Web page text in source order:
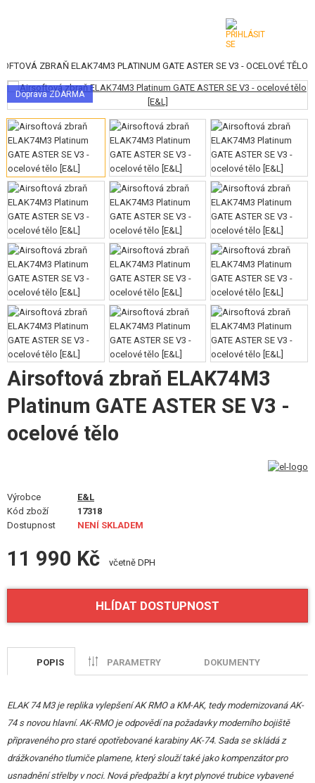
KATEGORIE
AIRSOFTOVÉ ZBRANĚ
VZDUCHOVÉ ZBRANĚ, PRAKY
GRANÁTOMETY, GRANÁTY
KULIČKY, PLYN
AKUMULÁTORY, NABÍJEČKY
ZÁSOBNÍKY, PLNIČKY
BRÝLE, MASKY
VÝSTROJ, UNIFORMY, POUZDRA
MASKOVÁNÍ, BARVY, PÁSKY
VYSÍLAČKY, HEADSETY, KAMERY
SEBEOBRANA, VÝCVIK, NOŽE
POŠKOZENÉ, POUŽITÉ ZBOŽÍ
NOVINKY
SLEVY, AKCE
ZBRAŇ ELAK74M3 PLATINUM GATE ASTER SE V3 - OCELOVÉ TĚLO
Doprava ZDARMA
Airsoftová zbraň ELAK74M3
Platinum GATE ASTER SE V3 -
ocelové tělo
Výrobce
E&L
Kód zboží
17318
Dostupnost
NENÍ SKLADEM
11 990 Kč včetně DPH
HLÍDAT DOSTUPNOST
POPIS PARAMETRY DOKUMENTY
ELAK 74 M3 je replika vylepšení AK RMO a KM-AK, tedy modernizovaná AK-
74 s novou hlavní. AK-RMO je odpovědí na požadavky moderního bojiště
připraveného pro staré opotřebované karabiny AK-74. Sada se skládá z
drážkovaného tlumiče plamene, který slouží také jako kompenzátor pro
usnadnění střelby v noci. Nová předpažbí a kryt plynové trubice vybavené